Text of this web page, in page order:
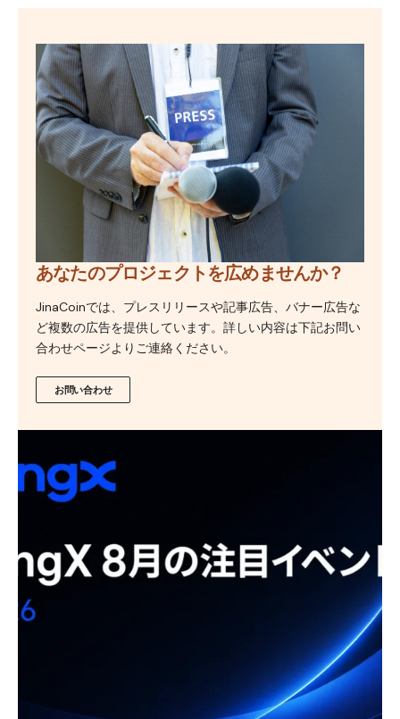
あなたのプロジェクトを広めませんか？
JinaCoinでは、プレスリリースや記事広告、バナー広告な
ど複数の広告を提供しています。詳しい内容は下記お問い
合わせページよりご連絡ください。
お問い合わせ